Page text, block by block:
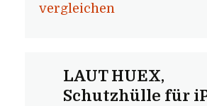
vergleichen
LAUT HUEX,
Schutzhülle für